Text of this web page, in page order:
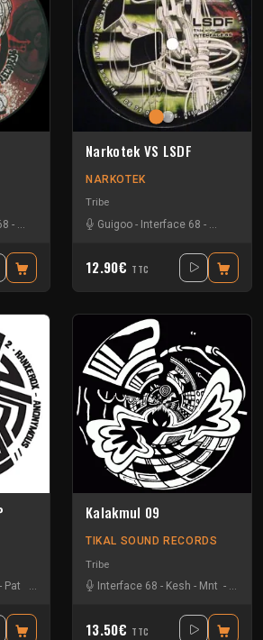
- Matek
Narkotek VS LSDF
NARKOTEK
Tribe
Guigoo - Interface 68 - Kefran
12.90€ TTC
- Pat Ranxerox
Kalakmul 09
TIKAL SOUND RECORDS
Tribe
Interface 68 - Kesh - Mnt - Tklm
13.50€ TTC